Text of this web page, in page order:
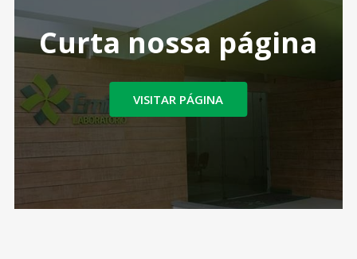
Curta nossa página
VISITAR PÁGINA